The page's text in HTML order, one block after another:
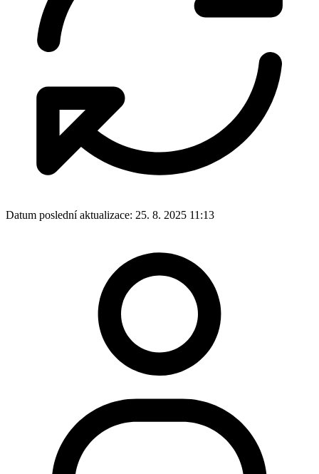
Datum poslední aktualizace: 25. 8. 2025 11:13